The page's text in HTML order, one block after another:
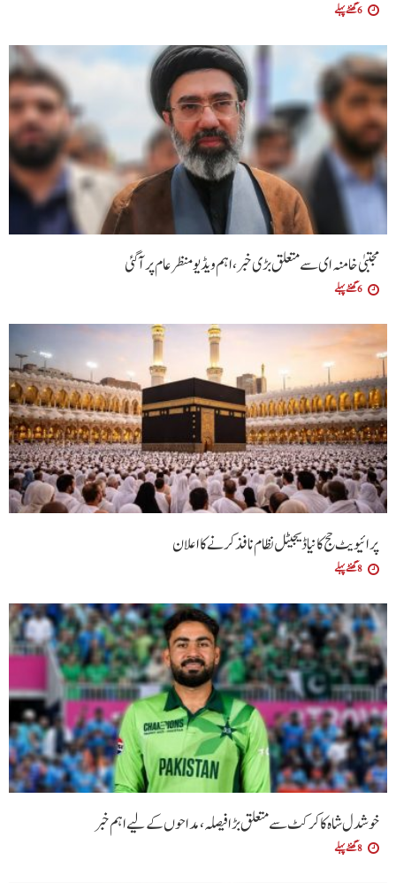
6 گھنٹے پہلے
مجتبیٰ خامنہ ای سے متعلق بڑی خبر، اہم ویڈیو منظرعام پر آگئی
6 گھنٹے پہلے
پرائیویٹ حج کا نیا ڈیجیٹل نظام نافذ کرنے کا اعلان
8 گھنٹے پہلے
خوشدل شاہ کا کرکٹ سے متعلق بڑا فیصلہ، مداحوں کے لیے اہم خبر
8 گھنٹے پہلے